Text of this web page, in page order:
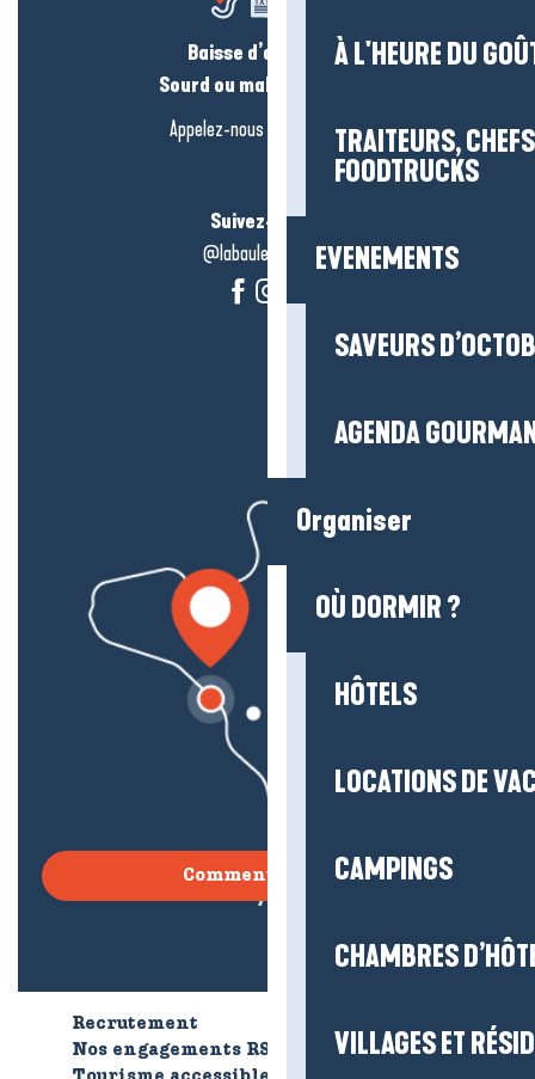
À L'HEURE DU
TRAITEURS,
FOODTRUCKS
EVENEMENTS
SAVEURS
AGENDA
Organiser
OÙ DORMIR ?
HÔTELS
LOCATIONS DE
CAMPINGS
CHAMBRES
VILLAGES ET
Baisse d’audition ?
Sourd ou malentendant ?
Appelez-nous en
cliquant-ici
Suivez-nous !
@labauleguérande
Comment venir ?
Recrutement
Nos engagements RSE